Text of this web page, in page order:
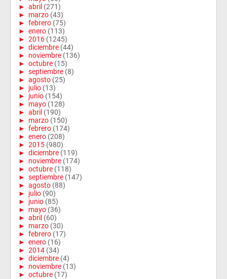
► abril (271)
► marzo (43)
► febrero (75)
► enero (113)
► 2016 (1245)
► diciembre (44)
► noviembre (136)
► octubre (15)
► septiembre (8)
► agosto (25)
► julio (13)
► junio (154)
► mayo (128)
► abril (190)
► marzo (150)
► febrero (174)
► enero (208)
► 2015 (980)
► diciembre (119)
► noviembre (174)
► octubre (118)
► septiembre (147)
► agosto (88)
► julio (90)
► junio (85)
► mayo (36)
► abril (60)
► marzo (30)
► febrero (17)
► enero (16)
► 2014 (34)
► diciembre (4)
► noviembre (13)
► octubre (17)